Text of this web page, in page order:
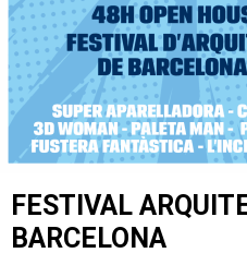
FESTIVAL
BARCELONA